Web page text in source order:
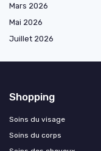
Mars 2026
Mai 2026
Juillet 2026
Shopping
Soins du visage
Soins du corps